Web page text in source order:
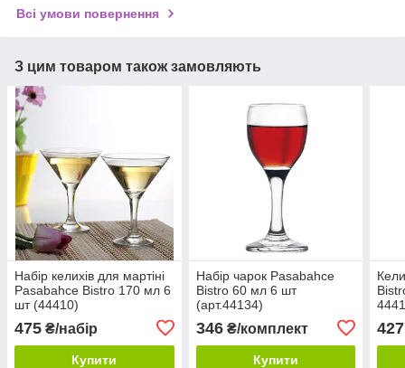
Всі умови повернення
З цим товаром також замовляють
Набір келихів для мартіні
Pasabahce Bistro 170 мл 6
шт (44410)
475 ₴/набір
Купити
Набір чарок Pasabahce
Bistro 60 мл 6 шт
(арт.44134)
346₴/комплект
Купити
427